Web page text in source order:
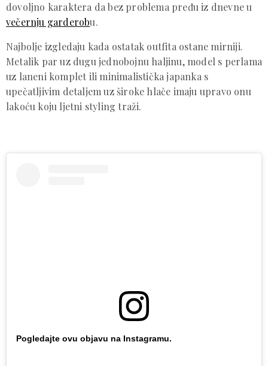
dovoljno karaktera da bez problema pređu iz dnevne u
večernju garderobu.
Najbolje izgledaju kada ostatak outfita ostane mirniji.
Metalik par uz dugu jednobojnu haljinu, model s perlama
uz laneni komplet ili minimalistička japanka s
upečatljivim detaljem uz široke hlače imaju upravo onu
lakoću koju ljetni styling traži.
Pogledajte ovu objavu na Instagramu.